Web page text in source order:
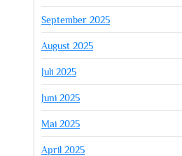
September 2025
August 2025
Juli 2025
Juni 2025
Mai 2025
April 2025